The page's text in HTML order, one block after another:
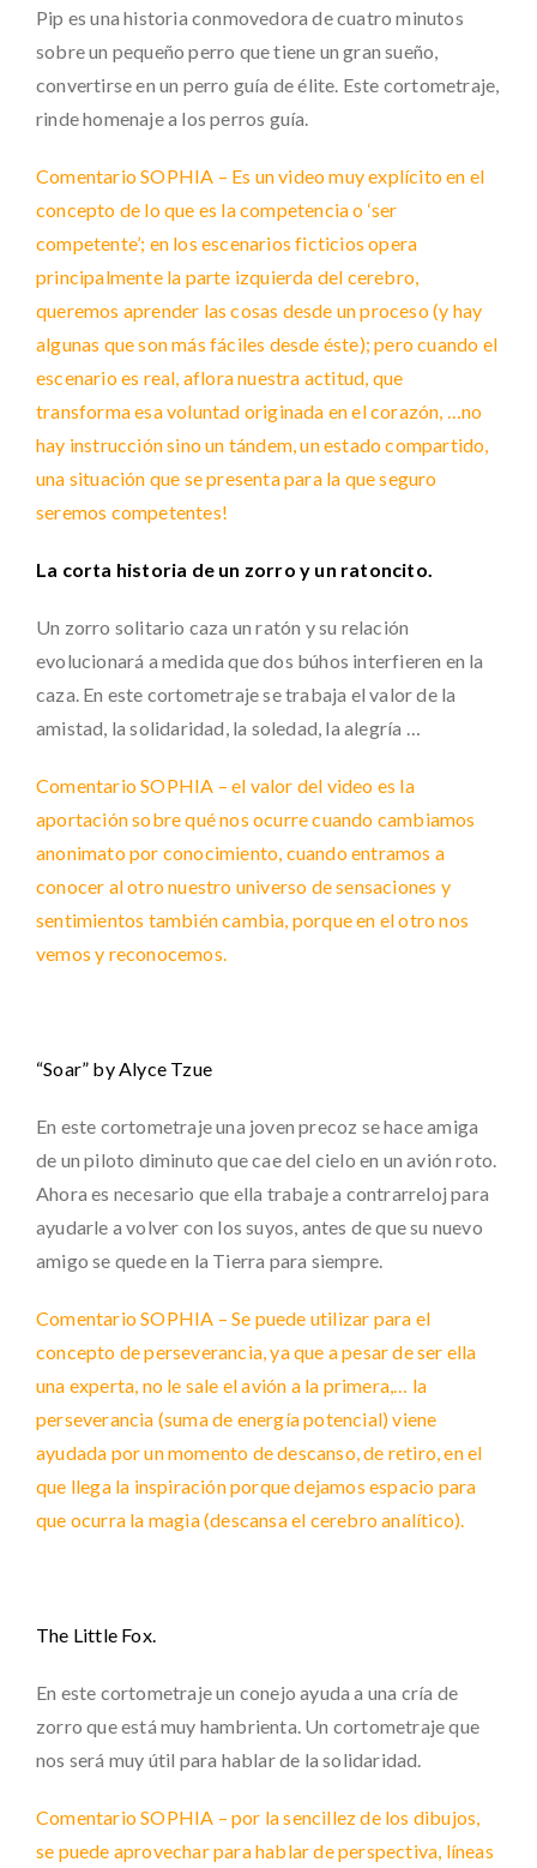
Pip es una historia conmovedora de cuatro minutos
sobre un pequeño perro que tiene un gran sueño,
convertirse en un perro guía de élite. Este cortometraje,
rinde homenaje a los perros guía.
Comentario SOPHIA – Es un video muy explícito en el
concepto de lo que es la competencia o ‘ser
competente’; en los escenarios ficticios opera
principalmente la parte izquierda del cerebro,
queremos aprender las cosas desde un proceso (y hay
algunas que son más fáciles desde éste); pero cuando el
escenario es real, aflora nuestra actitud, que
transforma esa voluntad originada en el corazón, …no
hay instrucción sino un tándem, un estado compartido,
una situación que se presenta para la que seguro
seremos competentes!
La corta historia de un zorro y un ratoncito.
Un zorro solitario caza un ratón y su relación
evolucionará a medida que dos búhos interfieren en la
caza. En este cortometraje se trabaja el valor de la
amistad, la solidaridad, la soledad, la alegría …
Comentario SOPHIA – el valor del video es la
aportación sobre qué nos ocurre cuando cambiamos
anonimato por conocimiento, cuando entramos a
conocer al otro nuestro universo de sensaciones y
sentimientos también cambia, porque en el otro nos
vemos y reconocemos.
“Soar” by Alyce Tzue
En este cortometraje una joven precoz se hace amiga
de un piloto diminuto que cae del cielo en un avión roto.
Ahora es necesario que ella trabaje a contrarreloj para
ayudarle a volver con los suyos, antes de que su nuevo
amigo se quede en la Tierra para siempre.
Comentario SOPHIA – Se puede utilizar para el
concepto de perseverancia, ya que a pesar de ser ella
una experta, no le sale el avión a la primera,… la
perseverancia (suma de energía potencial) viene
ayudada por un momento de descanso, de retiro, en el
que llega la inspiración porque dejamos espacio para
que ocurra la magia (descansa el cerebro analítico).
The Little Fox.
En este cortometraje un conejo ayuda a una cría de
zorro que está muy hambrienta. Un cortometraje que
nos será muy útil para hablar de la solidaridad.
Comentario SOPHIA – por la sencillez de los dibujos,
se puede aprovechar para hablar de perspectiva, líneas